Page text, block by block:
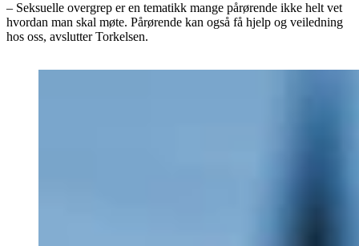
– Seksuelle overgrep er en tematikk mange pårørende ikke helt vet
hvordan man skal møte. Pårørende kan også få hjelp og veiledning
hos oss, avslutter Torkelsen.